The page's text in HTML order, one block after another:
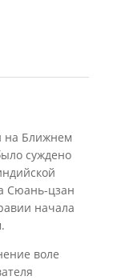
на Ближнем
суждено
Сюань-цзан
начала
воле